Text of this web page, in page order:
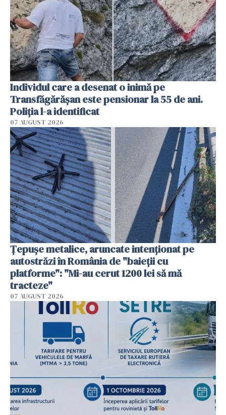
Individul care a desenat o inimă pe
Transfăgărășan este pensionar la 55 de ani.
Poliția l-a identificat
07 AUGUST 2026
Țepușe metalice, aruncate intenționat pe
autostrăzi în România de "baieții cu
platforme": "Mi-au cerut 1200 lei să mă
tracteze"
07 AUGUST 2026